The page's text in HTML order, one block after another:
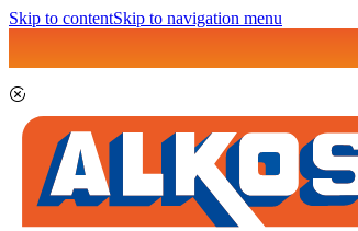
Skip to contentSkip to navigation menu